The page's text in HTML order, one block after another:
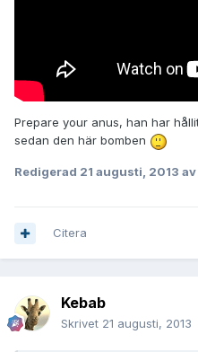
Prepare your anus, han har
sedan den här bomben
Redigerad 21 augusti, 2013 av
Citera
Kebab
Skrivet 21 augusti, 2013